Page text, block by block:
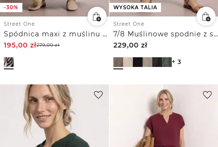
-30%
Street One
Spódnica maxi z muślinu z nadrukiem
195,00 zł279,00zł
WYSOKA TALIA
Street One
7/8 Muślinowe spodnie z szerokimi nogawkami o luźnym kroju
229,00 zł
+ 3